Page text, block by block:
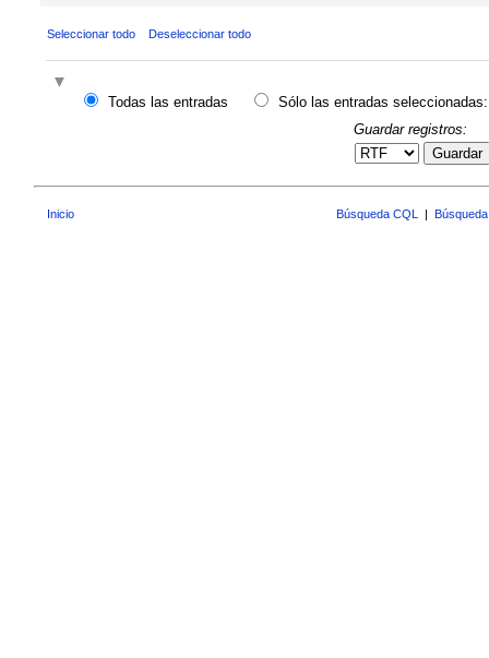
Seleccionar todo Deseleccionar todo
Todas las entradas
Sólo las entradas seleccionadas:
Guardar registros:
Guardar
Inicio Búsqueda CQL